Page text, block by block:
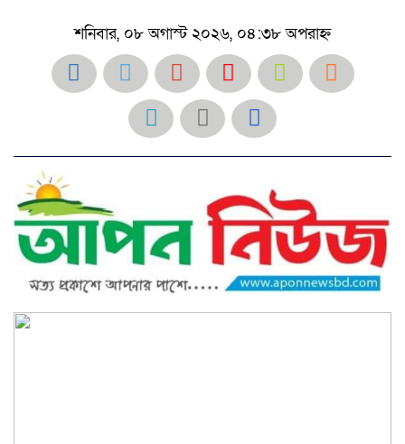
শনিবার, ০৮ অগাস্ট ২০২৬, ০৪:৩৮ অপরাহ্ন